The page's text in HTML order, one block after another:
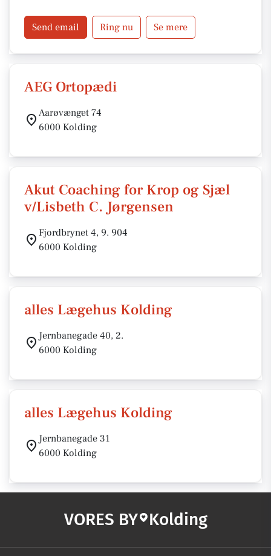
Send email Ring nu Se mere
AEG Ortopædi
Aarøvænget 74
6000 Kolding
Akut Coaching for Krop og Sjæl
v/Lisbeth C. Jørgensen
Fjordbrynet 4, 9. 904
6000 Kolding
alles Lægehus Kolding
Jernbanegade 40, 2.
6000 Kolding
alles Lægehus Kolding
Jernbanegade 31
6000 Kolding
VORES BY Kolding